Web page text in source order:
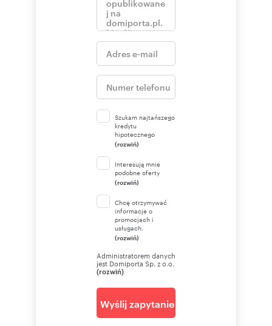
Szukam najtańszego
kredytu
hipotecznego
(rozwiń)
Interesują mnie
podobne oferty
(rozwiń)
Chcę otrzymywać
informacje o
promocjach i
usługach.
(rozwiń)
Administratorem danych
jest Domiporta Sp. z o.o.
(rozwiń)
Wyślij zapytanie